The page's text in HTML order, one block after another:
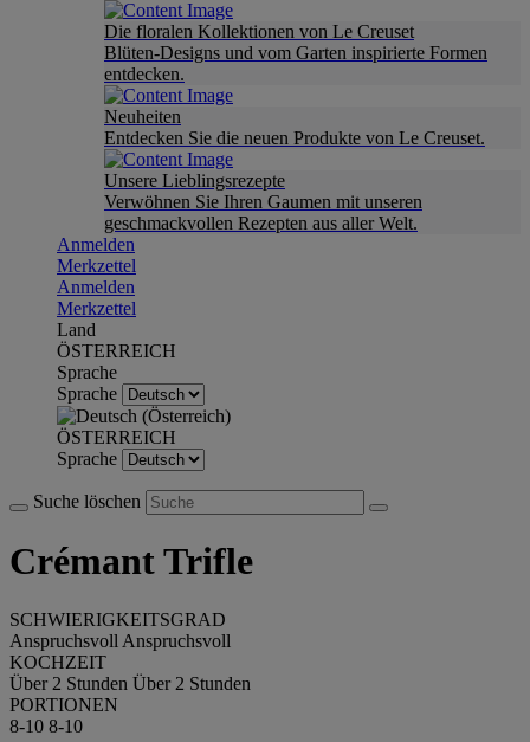
Die floralen Kollektionen von Le Creuset
Blüten-Designs und vom Garten inspirierte Formen
entdecken.
Neuheiten
Entdecken Sie die neuen Produkte von Le Creuset.
Unsere Lieblingsrezepte
Verwöhnen Sie Ihren Gaumen mit unseren
geschmackvollen Rezepten aus aller Welt.
Anmelden
Merkzettel
Anmelden
Merkzettel
Land
ÖSTERREICH
Sprache
Sprache
ÖSTERREICH
Sprache
Suche löschen
Crémant Trifle
SCHWIERIGKEITSGRAD
Anspruchsvoll Anspruchsvoll
KOCHZEIT
Über 2 Stunden Über 2 Stunden
PORTIONEN
8-10 8-10